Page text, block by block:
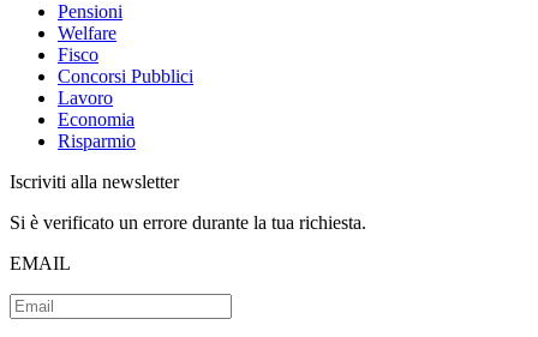
Pensioni
Welfare
Fisco
Concorsi Pubblici
Lavoro
Economia
Risparmio
Iscriviti alla newsletter
Si è verificato un errore durante la tua richiesta.
EMAIL